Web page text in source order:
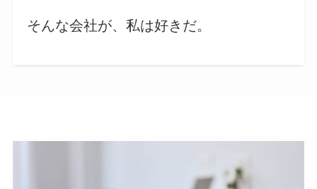
そんな会社が、私は好きだ。